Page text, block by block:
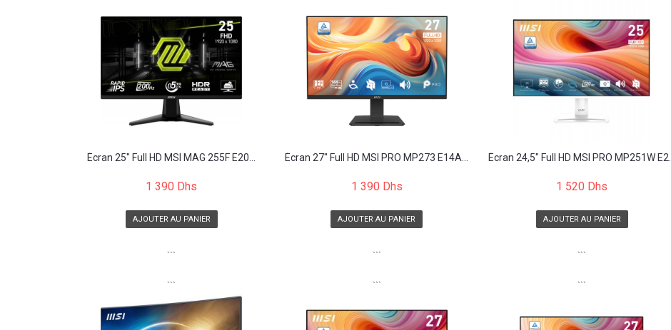
Écran 25" Full HD MSI MAG 255F E20...
1 390 Dhs
AJOUTER AU PANIER
```
Écran 27" Full HD MSI PRO MP273 E14A...
1 390 Dhs
AJOUTER AU PANIER
```
Écran 24,5" Full HD MSI PRO MP251W E2...
1 520 Dhs
AJOUTER AU PANIER
```
``` ``` ```